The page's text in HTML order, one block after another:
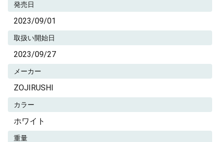
発売日
2023/09/01
取扱い開始日
2023/09/27
メーカー
ZOJIRUSHI
カラー
ホワイト
重量